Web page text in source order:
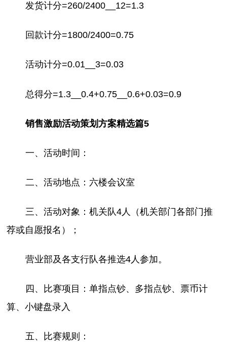
发货计分=260/2400__12=1.3
回款计分=1800/2400=0.75
活动计分=0.01__3=0.03
总得分=1.3__0.4+0.75__0.6+0.03=0.9
销售激励活动策划方案精选篇5
一、活动时间：
二、活动地点：六楼会议室
三、活动对象：机关队4人（机关部门各部门推
荐或自愿报名）；
营业部及各支行队各推选4人参加。
四、比赛项目：单指点钞、多指点钞、票币计
算、小键盘录入
五、比赛规则：